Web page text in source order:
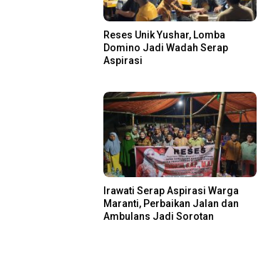
Reses Unik Yushar, Lomba
Domino Jadi Wadah Serap
Aspirasi
Irawati Serap Aspirasi Warga
Maranti, Perbaikan Jalan dan
Ambulans Jadi Sorotan